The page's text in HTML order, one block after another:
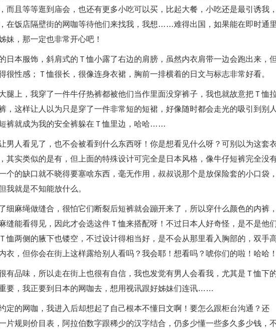
而且等等逛到庙会，也还有更多小吃可以买，比起大餐，小吃还是最引诱我，
在饭店隔壁街的网咖等待他们来找我，我想……难得出国，如果能在即时通里
妹，那一定也非常开心吧！
日本服饰，斜肩式的Ｔ恤小露了右边的肩膀，虽然内衣肩带一边会跑出来，但
很性感；Ｔ恤很长，很像连身衣裙，胸前一排横着的日文与标志非常好看。
腿上，我穿了一件牛仔热裤都被他们当作里面没穿裤子，我也就故意把Ｔ恤
，这样让人以为只是穿了一件非常短的短裙，好像随时都会走光的吸引到别人
裤就成为我的安全裤躲在Ｔ恤里边，哈哈……
男人看见了，也不会被看到什么东西呀！你是想看见什么呀？可别以为这套
其实类似的是有，但上面的特殊设计可完全是日本风格，像牛仔短裤完全没
个的缺口就不晓得要塞啥东西，毫无作用，叔叔说那个是放保险套的小口袋，
就是不知能放什么。
细麻绳做缝合，很怕它们断裂后短裤就会蹦开来了，所以穿什么颜色的内裤，
缝能看得见，因此才会选这件Ｔ恤来搭配呀！不过日本人好奇怪，是不是他
恤两侧的腋下也镂空，不过设计得相当好，是不会从那里看入胸部的，双手
衣，但你会在街上这样露给别人看吗？我会耶！想看吗？唬你们的啦！哈哈！
有品味，所以走在街上也很有自信，我也发觉有男人会看我，尤其是Ｔ恤下
要，我正要到日本的网咖去，想用视讯跟好姊妹们连讯……
定的网咖，我进入后却想起了自己根本不懂日文啊！要怎么跟柜台沟通？还
片规则价目表，阿拉伯数字跟稀少的汉字结合，仍多少懂一些多久多少钱，